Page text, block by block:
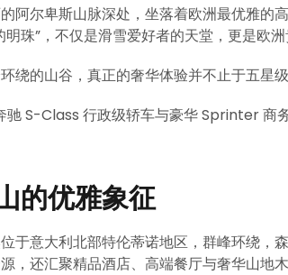
阿尔卑斯山脉深处，坐落着欧洲最优雅
珠”，不仅是滑雪爱好者的天堂，更是欧
绕的山谷，真正的奢华体验并不止于五星
S-Class 行政级轿车与豪华 Sprinter 商
的优雅象征
于意大利北部特伦蒂诺地区，群峰环绕，
，还汇聚精品酒店、高端餐厅与奢华山地木